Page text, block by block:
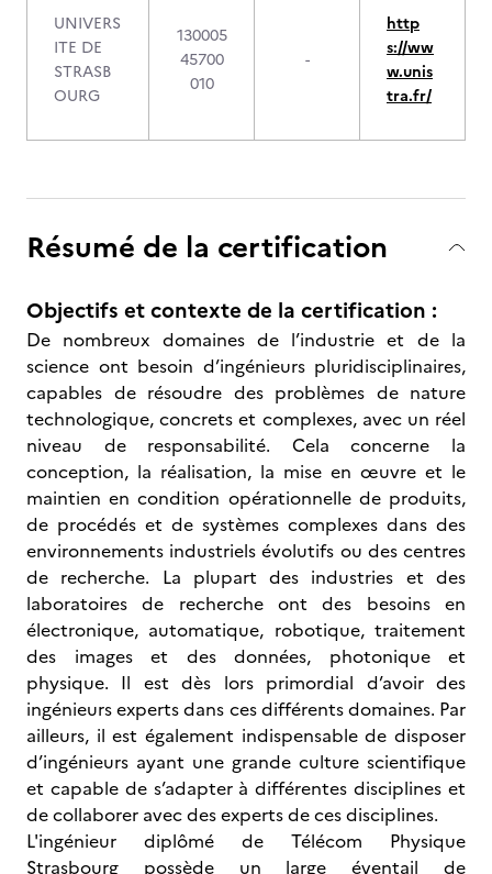
UNIVERS
ITE DE
STRASB
OURG
130005
45700
010
-
http
s://ww
w.unis
tra.fr/
Résumé de la certification
Objectifs et contexte de la certification :
De nombreux domaines de l’industrie et de la
science ont besoin d’ingénieurs pluridisciplinaires,
capables de résoudre des problèmes de nature
technologique, concrets et complexes, avec un réel
niveau de responsabilité. Cela concerne la
conception, la réalisation, la mise en œuvre et le
maintien en condition opérationnelle de produits,
de procédés et de systèmes complexes dans des
environnements industriels évolutifs ou des centres
de recherche. La plupart des industries et des
laboratoires de recherche ont des besoins en
électronique, automatique, robotique, traitement
des images et des données, photonique et
physique. Il est dès lors primordial d’avoir des
ingénieurs experts dans ces différents domaines. Par
ailleurs, il est également indispensable de disposer
d’ingénieurs ayant une grande culture scientifique
et capable de s’adapter à différentes disciplines et
de collaborer avec des experts de ces disciplines.
L'ingénieur diplômé de Télécom Physique
Strasbourg possède un large éventail de